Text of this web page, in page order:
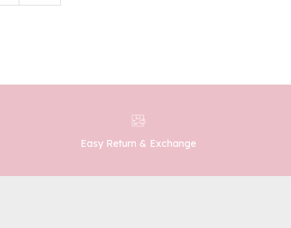
Easy Return & Exchange